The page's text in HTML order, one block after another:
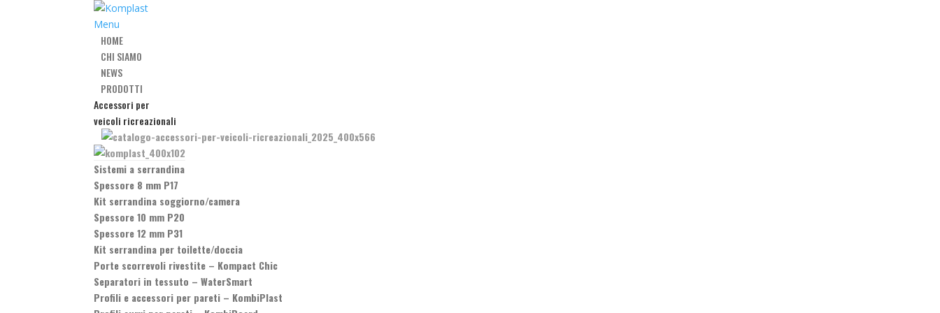
Menu
HOME
CHI SIAMO
NEWS
PRODOTTI
Accessori per
veicoli ricreazionali
Sistemi a serrandina
Spessore 8 mm P17
Kit serrandina soggiorno/camera
Spessore 10 mm P20
Spessore 12 mm P31
Kit serrandina per toilette/doccia
Porte scorrevoli rivestite – Kompact Chic
Separatori in tessuto –WaterSmart
Profili e accessori per pareti – KombiPlast